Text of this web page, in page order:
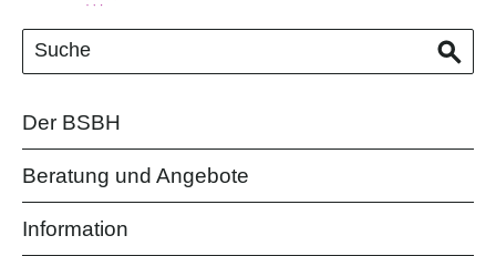
Der BSBH
Beratung und Angebote
Information